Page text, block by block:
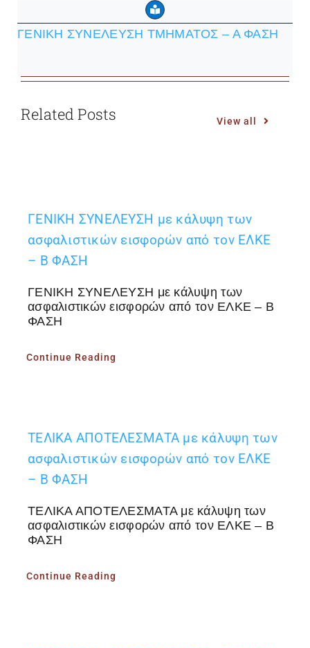
ΓΕΝΙΚΗ ΣΥΝΕΛΕΥΣΗ ΤΜΗΜΑΤΟΣ – Α ΦΑΣΗ
Related Posts View all
ΓΕΝΙΚΗ ΣΥΝΕΛΕΥΣΗ με κάλυψη των
ασφαλιστικών εισφορών από τον ΕΛΚΕ
– Β ΦΑΣΗ
ΓΕΝΙΚΗ ΣΥΝΕΛΕΥΣΗ με κάλυψη των
ασφαλιστικών εισφορών από τον ΕΛΚΕ – Β
ΦΑΣΗ
Continue Reading
ΤΕΛΙΚΑ ΑΠΟΤΕΛΕΣΜΑΤΑ με κάλυψη των
ασφαλιστικών εισφορών από τον ΕΛΚΕ
– Β ΦΑΣΗ
ΤΕΛΙΚΑ ΑΠΟΤΕΛΕΣΜΑΤΑ με κάλυψη των
ασφαλιστικών εισφορών από τον ΕΛΚΕ – Β
ΦΑΣΗ
Continue Reading